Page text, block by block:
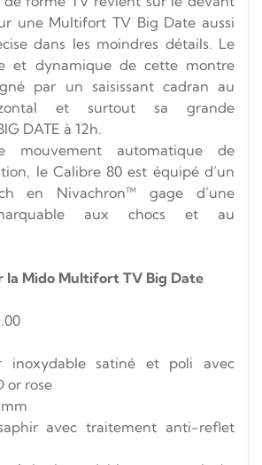
une Multifort TV Big Date aussi
dans les moindres détails. Le
et dynamique de cette montre
par un saisissant cadran au
et surtout sa grande
DATE à 12h.
mouvement automatique de
le Calibre 80 est équipé d’un
en Nivachron™ gage d’une
aux chocs et au
la Mido Multifort TV Big Date
inoxydable satiné et poli avec
or rose
avec traitement anti-reflet